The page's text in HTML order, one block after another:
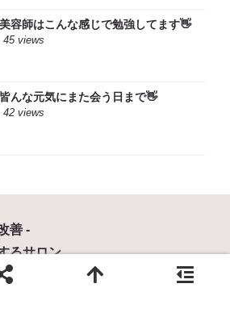
美容師はこんな感じで勉強してます👋
45 views
皆んな元気にまた会う日まで👋
42 views
善 -
るサロン